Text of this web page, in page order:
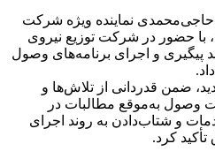
نماینده ویژه شرکت
با حضور در شرکت توزیع نیروی
پیگیری و اجرای برنامه‌های وصول
ضمن قدردانی از تلاش‌ها و
وصول به‌موقع مطالبات در
و شتاب‌دادن به روند اجرای
کرد.